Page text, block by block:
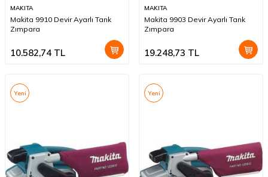
MAKITA
Makita 9910 Devir Ayarlı Tank
Zımpara
10.582,74 TL
MAKITA
Makita 9903 Devir Ayarlı Tank
Zımpara
19.248,73 TL
Yeni Yeni